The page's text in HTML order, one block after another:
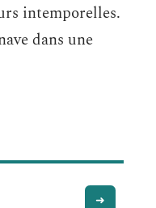
intemporelles.
dans une